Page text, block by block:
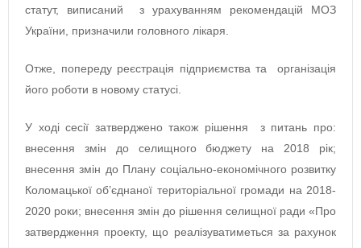
статут, виписаний з урахуванням рекомендацій МОЗ
України, призначили головного лікаря.
Отже, по­пе­ре­ду ре­єс­тра­ція під­при­ємс­тва та ор­га­ні­за­ція
його ро­бо­ти в новому статусі.
У ході сесії затверджено також рішення з питань про:
внесення змін до селищного бюджету на 2018 рік;
внесення змін до Плану соціально-економічного розвитку
Коломацької об’єднаної територіальної громади на 2018-
2020 роки; внесення змін до рішення селищної ради «Про
затвердження проекту, що реалізуватиметься за рахунок